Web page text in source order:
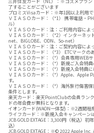
三井住友カード（NL）：※コスメプラ
了することがございます
プロミスVisaカード：※年1回以上利用
ＶＩＡＳＯカード：（*1） 携帯電話・
ル）
ＶＩＡＳＯカード：注：ご利用内容によ
ＶＩＡＳＯカード：（*2）インターネッ
net、BIGLOBE、ODN、So-net）
ＶＩＡＳＯカード：注：ご契約内容によ
ＶＩＡＳＯカード：（*3） ETCマーク
ＶＩＡＳＯカード：（*）会員専用WEB
ＶＩＡＳＯカード：（*）新規ご入会特
ＶＩＡＳＯカード：（*）新規入会特典に
ＶＩＡＳＯカード：（*）Apple、Apple
す。
ＶＩＡＳＯカード：（*）海外旅行傷害
条件とします。
楽天カード：楽天PointClubの会員ラン
ドの年会費が無料となります。
イオンカード(WAON一体型)：※2週間程
ライフカード：※新規入会キャンペーン
JCB GOLD EXTAGE：3,300円（税込）
込）
JCB GOLD EXTAGE：※© 2022 Apple